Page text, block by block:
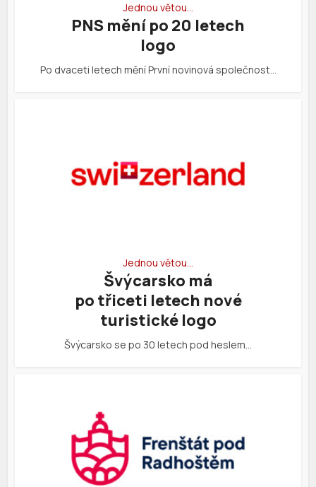
Jednou větou…
PNS mění po 20 letech
logo
Po dvaceti letech mění První novinová společnost…
Jednou větou…
Švýcarsko má
po třiceti letech nové
turistické logo
Švýcarsko se po 30 letech pod heslem…